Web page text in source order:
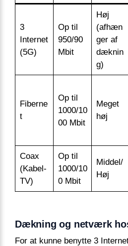
3
Internet
(5G)
Op til
950/90
Mbit
Høj
(afhæn
ger af
dæknin
g)
Fiberne
t
Op til
1000/10
00 Mbit
Meget
høj
Coax
(Kabel-
TV)
Op til
1000/10
0 Mbit
Middel/
Høj
Dækning og netværk
For at kunne benytte 3